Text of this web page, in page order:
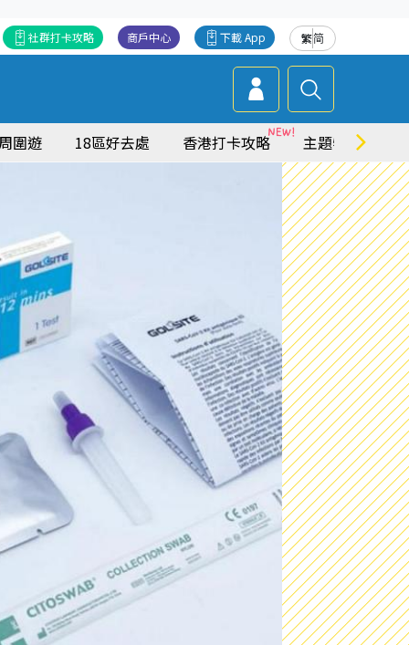
繁简
下載 App
商戶中心
社群打卡攻略
圍遊 18區好去處 香港打卡攻略 主題特集